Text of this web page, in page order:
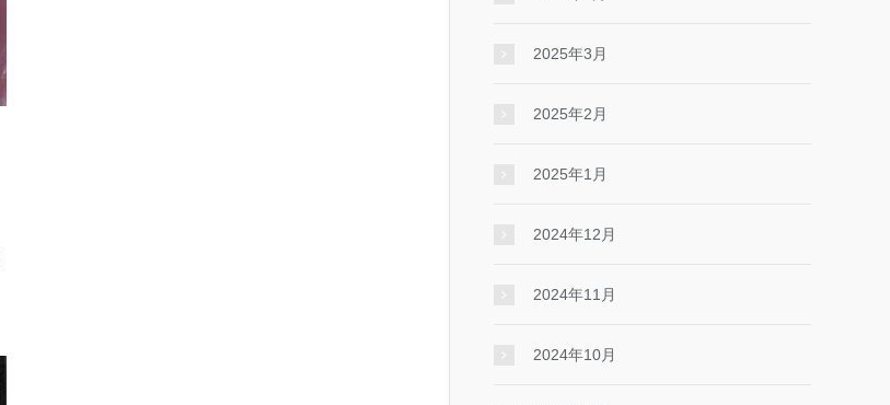
2025年3月
2025年2月
2025年1月
2024年12月
2024年11月
2024年10月